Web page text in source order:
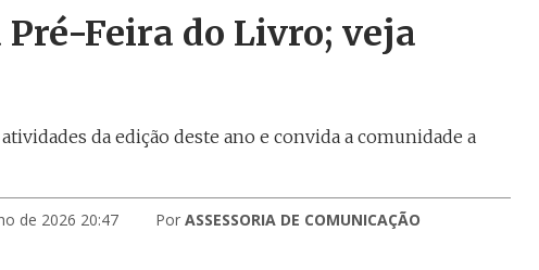
Feira do Livro; veja
da edição deste ano e convida a comunidade a
de 2026 20:47 Por ASSESSORIA DE COMUNICAÇÃO